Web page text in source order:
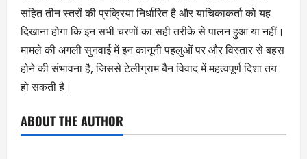
सहित तीन स्तरों की प्रक्रिया निर्धारित है और याचिकाकर्ता को यह
दिखाना होगा कि इन सभी चरणों का सही तरीके से पालन हुआ या नहीं।
मामले की अगली सुनवाई में इन कानूनी पहलुओं पर और विस्तार से बहस
होने की संभावना है, जिससे टेलीग्राम बैन विवाद में महत्वपूर्ण दिशा तय
हो सकती है।
ABOUT THE AUTHOR